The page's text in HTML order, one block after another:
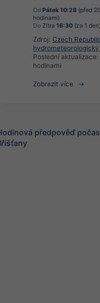
Od Pátek 10:28 (před
hodinami)
Do Zítra 16:30 (za 1
Zdroj: Czech
Poslední aktualizace:
hodinami
Zobrazit více
předpověď